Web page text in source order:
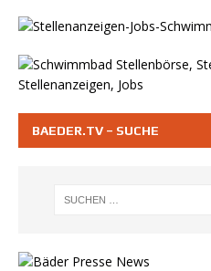
BAEDER.TV – SUCHE